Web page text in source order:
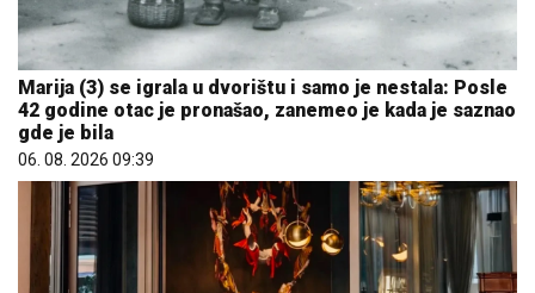
Marija (3) se igrala u dvorištu i samo je nestala: Posle
42 godine otac je pronašao, zanemeo je kada je saznao
gde je bila
06. 08. 2026 09:39